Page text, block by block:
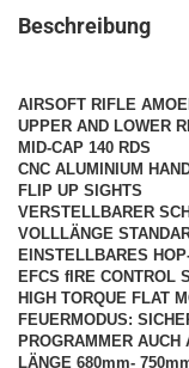
Beschreibung
AIRSOFT RIFLE
UPPER AND LOWER
MID-CAP 140 RDS
CNC ALUMINIUM
FLIP UP SIGHTS
VERSTELLBARER
VOLLLÄNGE
EINSTELLBARES
EFCS fIRE CONTROL
HIGH TORQUE FLAT
FEUERMODUS:
PROGRAMMER
LÄNGE 680mm-